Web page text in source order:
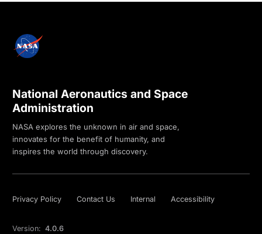
National Aeronautics and Space
Administration
NASA explores the unknown in air and space,
innovates for the benefit of humanity, and
inspires the world through discovery.
Privacy Policy Contact Us Internal Accessibility
Version: 4.0.6